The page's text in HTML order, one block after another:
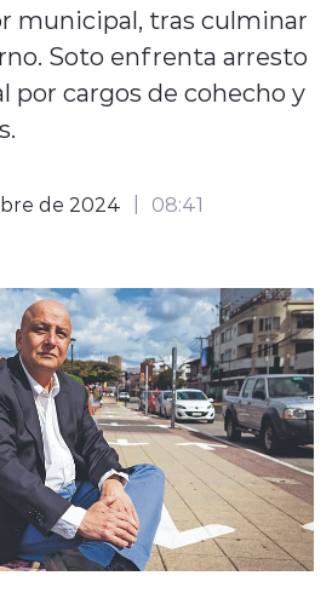
municipal, tras culminar
Soto enfrenta arresto
cargos de cohecho y
de 2024 08:41